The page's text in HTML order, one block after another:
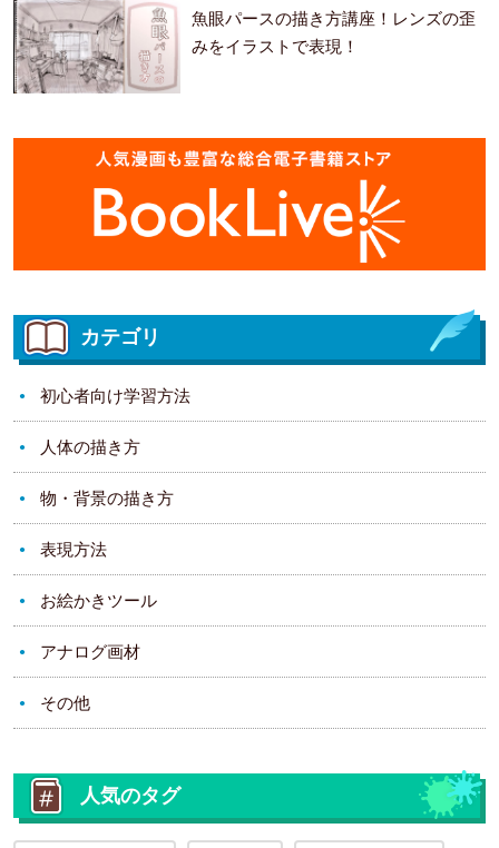
魚眼パースの描き方講座！レンズの歪
みをイラストで表現！
カテゴリ
初心者向け学習方法
人体の描き方
物・背景の描き方
表現方法
お絵かきツール
アナログ画材
その他
人気のタグ